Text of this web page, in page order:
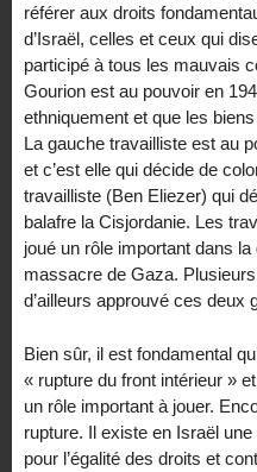
référer aux droits
d’Israël, celles et ceux qui
participé à tous les mauvais
Gourion est au pouvoir en
ethniquement et que les
La gauche travailliste est au
et c’est elle qui décide de
travailliste (Ben Eliezer) qui
balafre la Cisjordanie. Les
joué un rôle important dans
massacre de Gaza.
d’ailleurs approuvé ces deux
Bien sûr, il est fondamental
« rupture du front intérieur »
un rôle important à jouer.
rupture. Il existe en Israël
pour l’égalité des droits et